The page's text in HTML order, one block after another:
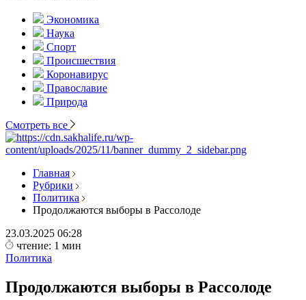
Экономика
Наука
Спорт
Происшествия
Коронавирус
Православие
Природа
Смотреть все
Главная
Рубрики
Политика
Продолжаются выборы в Рассолоде
23.03.2025 06:28
чтение: 1 мин
Политика
Продолжаются выборы в Рассолоде